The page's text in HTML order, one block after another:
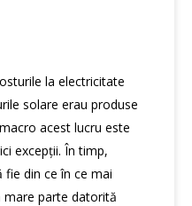
la electricitate
solare erau produse
acest lucru este
excepții. În timp,
fie din ce în ce mai
mare parte datorită